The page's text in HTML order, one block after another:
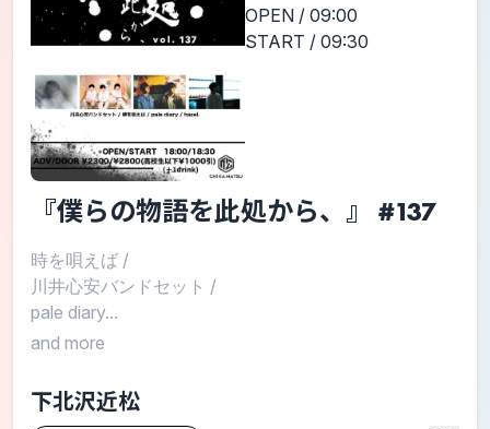
OPEN / 09:00
START / 09:30
『僕らの物語を此処から、』 #137
時を唄えば /
川井心安バンドセット /
pale diary...
and more
下北沢近松